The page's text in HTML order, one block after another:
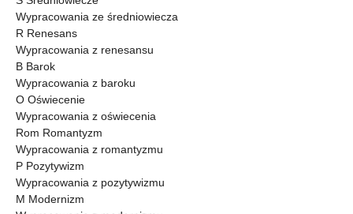
Wypracowania ze średniowiecza
R Renesans
Wypracowania z renesansu
B Barok
Wypracowania z baroku
O Oświecenie
Wypracowania z oświecenia
Rom Romantyzm
Wypracowania z romantyzmu
P Pozytywizm
Wypracowania z pozytywizmu
M Modernizm